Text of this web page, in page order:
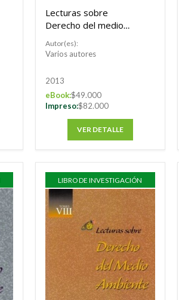
Lecturas sobre
Derecho del medio
Autor(es):
Varios autores
2013
eBook:$49.000
Impreso:$82.000
VER DETALLE
LIBRO DE INVESTIGACIÓN